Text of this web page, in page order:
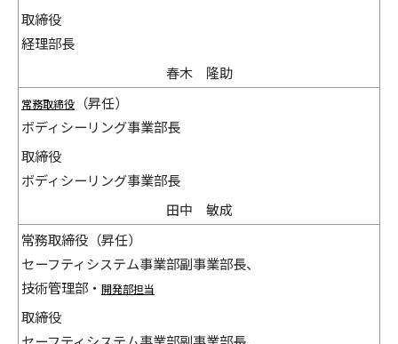
取締役
経理部長
春木 隆助
常務取締役
（昇任）
ボディシーリング事業部長
取締役
ボディシーリング事業部長
田中 敏成
常務取締役（昇任）
セーフティシステム事業部副事業部長、
技術管理部・ 開発部担当
取締役